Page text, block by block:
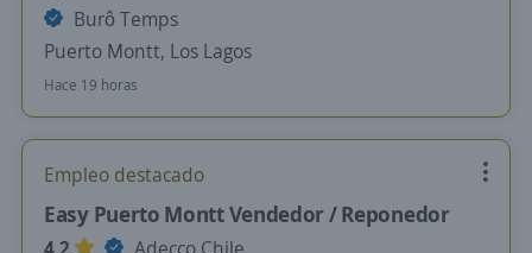
Burô Temps
Puerto Montt, Los Lagos
Hace 19 horas
Empleo destacado
Easy Puerto Montt Vendedor / Reponedor